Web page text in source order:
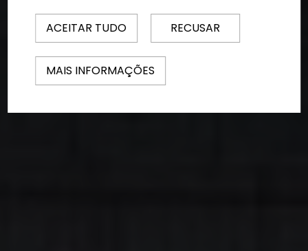
ACEITAR TUDO RECUSAR
MAIS INFORMAÇÕES